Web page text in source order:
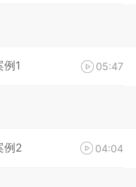
1 05:47
例2 04:04